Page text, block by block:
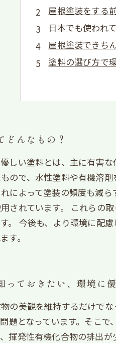
屋根塗装をする
日本でも使われ
屋根塗装できち
塗料の選び方で
どんなもの？
しい塗料とは、主に有害
ので、水性塗料や有機溶
によって塗装の頻度も減
されています。 これらの
。 今後も、より環境に配
す。
っておきたい、環境に
の美観を維持するだけで
題となっています。そこ
揮発性有機化合物の排出